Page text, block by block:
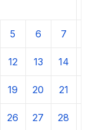
5 6 7
12 13 14
19 20 21
26 27 28